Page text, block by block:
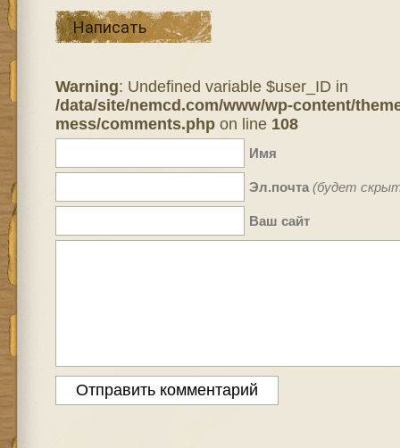
Написать
Warning: Undefined variable $user_ID in
/data/site/nemcd.com/www/wp-content/
mess/comments.phpon line 108
Имя
Эл.почта (будет
Ваш сайт